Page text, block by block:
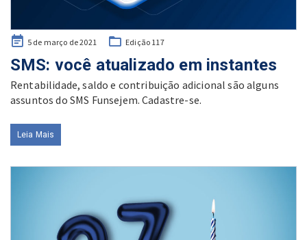
Posted
5 de março de 2021 Edição 117
SMS: você atualizado em instantes
Rentabilidade, saldo e contribuição adicional são alguns
assuntos do SMS Funsejem. Cadastre-se.
Leia Mais